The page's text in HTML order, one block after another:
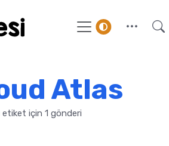
Atlas
etiket için 1 gönderi